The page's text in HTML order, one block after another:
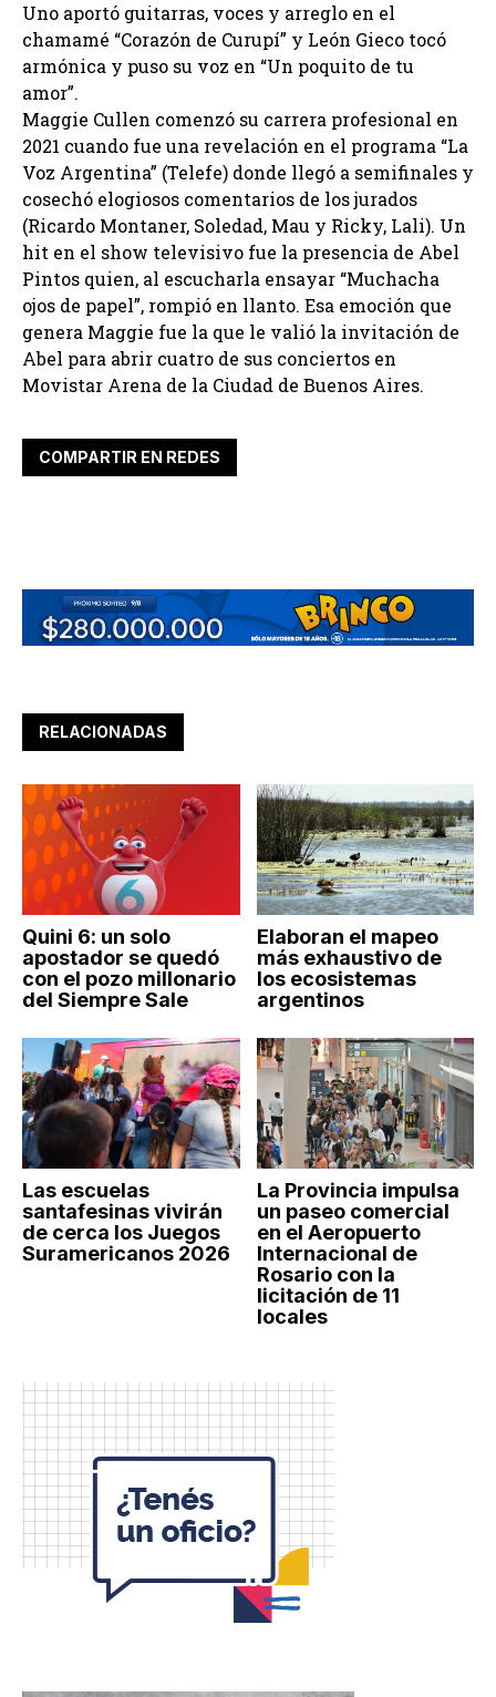
Uno aportó guitarras, voces y arreglo en el
chamamé “Corazón de Curupí” y León Gieco tocó
armónica y puso su voz en “Un poquito de tu
amor”.
Maggie Cullen comenzó su carrera profesional en
2021 cuando fue una revelación en el programa “La
Voz Argentina” (Telefe) donde llegó a semifinales y
cosechó elogiosos comentarios de los jurados
(Ricardo Montaner, Soledad, Mau y Ricky, Lali). Un
hit en el show televisivo fue la presencia de Abel
Pintos quien, al escucharla ensayar “Muchacha
ojos de papel”, rompió en llanto. Esa emoción que
genera Maggie fue la que le valió la invitación de
Abel para abrir cuatro de sus conciertos en
Movistar Arena de la Ciudad de Buenos Aires.
COMPARTIR EN REDES
RELACIONADAS
Quini 6: un solo
apostador se quedó
con el pozo millonario
del Siempre Sale
Elaboran el mapeo
más exhaustivo de
los ecosistemas
argentinos
Las escuelas
santafesinas vivirán
de cerca los Juegos
Suramericanos 2026
La Provincia impulsa
un paseo comercial
en el Aeropuerto
Internacional de
Rosario con la
licitación de 11
locales